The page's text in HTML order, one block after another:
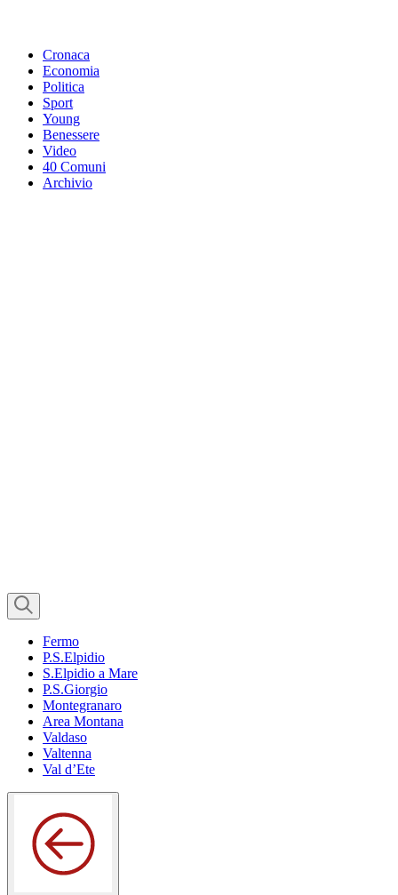
Cronaca
Economia
Politica
Sport
Young
Benessere
Video
40 Comuni
Archivio
Fermo
P.S.Elpidio
S.Elpidio a Mare
P.S.Giorgio
Montegranaro
Area Montana
Valdaso
Valtenna
Val d’Ete